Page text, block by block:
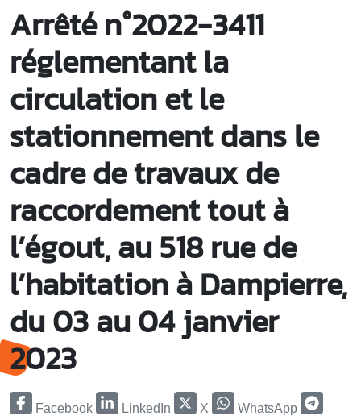
Arrêté n°2022-3411
réglementant la
circulation et le
stationnement dans le
cadre de travaux de
raccordement tout à
l’égout, au 518 rue de
l’habitation à Dampierre,
du 03 au 04 janvier
2023
Facebook LinkedIn X WhatsApp